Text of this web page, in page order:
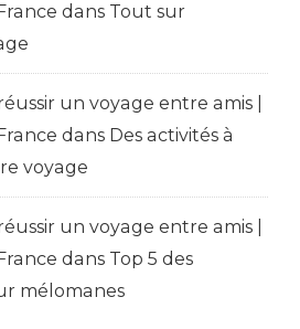
dans Tout sur
un voyage entre amis |
dans Des activités à
voyage
un voyage entre amis |
dans Top 5 des
mélomanes